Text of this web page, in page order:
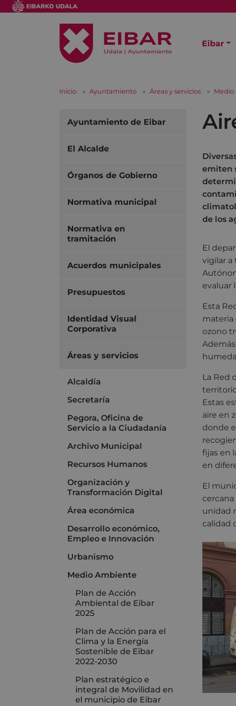
Eibar
Inicio Ayuntamiento Áreas y servicios Medio
emiten
de los
El
vigilar a
evaluar
Esta
materia
ozono
La Red
Estas
aire en
donde
fijas en
en
El
cercana
unidad
calidad
Ayuntamiento de Eibar
El Alcalde
Órganos de Gobierno
Normativa municipal
Normativa en
tramitación
Acuerdos municipales
Presupuestos
Identidad Visual
Corporativa
Áreas y servicios
Alcaldía
Secretaría
Pegora, Oficina de
Servicio a la Ciudadanía
Archivo Municipal
Recursos Humanos
Organización y
Transformación Digital
Área económica
Desarrollo económico,
Empleo e Innovación
Urbanismo
Medio Ambiente
Plan de Acción
Ambiental de Eibar
2025
Plan de Acción para el
Clima y la Energía
Sostenible de Eibar
2022-2030
Plan estratégico e
integral de Movilidad en
el municipio de Eibar